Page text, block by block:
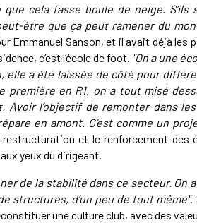
que cela fasse boule de neige. S’ils
être que ça peut ramener du
Emmanuel Sanson, et il avait déjà les
c’est l’école de foot. "On a une
elle a été laissée de côté pour
première en R1, on a tout misé
Avoir l’objectif de remonter dans
en amont. C’est comme un
restructuration et le renforcement des
yeux du dirigeant.
de la stabilité dans ce secteur. On
structures, d’un peu de tout même".
une culture club, avec des